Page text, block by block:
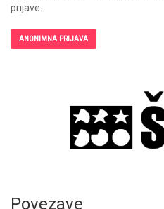
prijave.
ANONIMNA PRIJAVA
Povezave